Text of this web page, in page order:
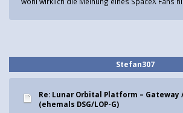
Stefan307
Re: Lunar Orbital Platform – Gateway
(ehemals DSG/LOP-G)